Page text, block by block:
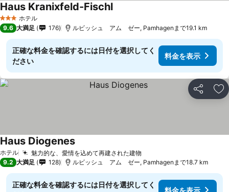
3 ホテルのランク
ホテル
Haus Kranixfeld-Fischl料金を表示
9.6 大満足 176 ルビッシュ アム ゼー, Pamhagenまで19.1 km
正確な料金を確認するには日付を選択してく
ださい
料金を表示
シェア お
ホテル 魅力的な、愛情を込めて再建された建物
Haus Diogenes料金を表示
9.2 大満足 128 ルビッシュ アム ゼー, Pamhagenまで18.7 km
正確な料金を確認するには日付を選択してく
料金を表示